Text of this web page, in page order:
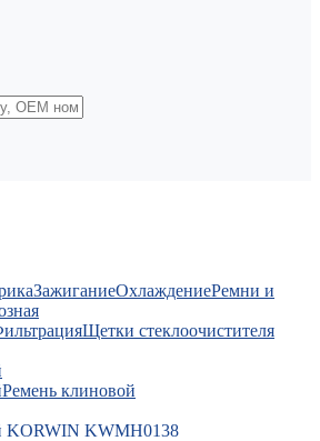
ЗажиганиеОхлаждениеРемни и
Щетки стеклоочистителя
Ремень клиновой
KORWIN KWMH0138